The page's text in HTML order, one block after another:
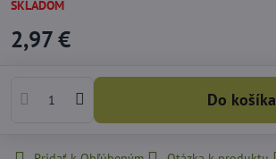
SKLADOM
2,97 €
Do košíka